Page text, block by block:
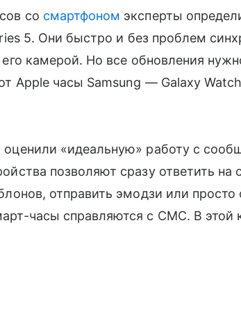
со смартфоном эксперты
5. Они быстро и без проблем
камерой. Но все обновления
Apple часы Samsung — Galaxy
«идеальную» работу с
позволяют сразу ответить на
отправить эмодзи или просто
часы справляются с СМС. В этой